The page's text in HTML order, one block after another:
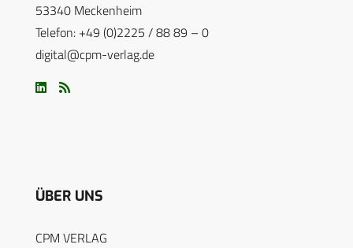
53340 Meckenheim
Telefon: +49 (0)2225 / 88 89 – 0
digital@cpm-verlag.de
ÜBER UNS
CPM VERLAG